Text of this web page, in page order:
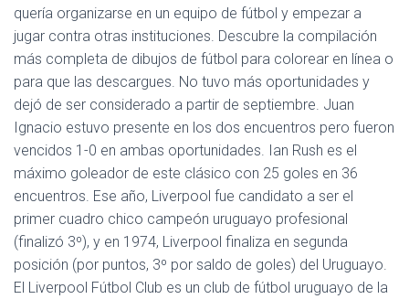
quería organizarse en un equipo de fútbol y empezar a
jugar contra otras instituciones. Descubre la compilación
más completa de dibujos de fútbol para colorear en línea o
para que las descargues. No tuvo más oportunidades y
dejó de ser considerado a partir de septiembre. Juan
Ignacio estuvo presente en los dos encuentros pero fueron
vencidos 1-0 en ambas oportunidades. Ian Rush es el
máximo goleador de este clásico con 25 goles en 36
encuentros. Ese año, Liverpool fue candidato a ser el
primer cuadro chico campeón uruguayo profesional
(finalizó 3º), y en 1974, Liverpool finaliza en segunda
posición (por puntos, 3º por saldo de goles) del Uruguayo.
El Liverpool Fútbol Club es un club de fútbol uruguayo de la